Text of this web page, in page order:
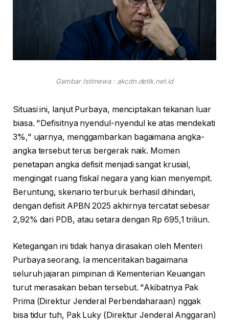
Gambar Istimewa : akcdn.detik.net.id
Situasi ini, lanjut Purbaya, menciptakan tekanan luar
biasa. "Defisitnya nyendul-nyendul ke atas mendekati
3%," ujarnya, menggambarkan bagaimana angka-
angka tersebut terus bergerak naik. Momen
penetapan angka defisit menjadi sangat krusial,
mengingat ruang fiskal negara yang kian menyempit.
Beruntung, skenario terburuk berhasil dihindari,
dengan defisit APBN 2025 akhirnya tercatat sebesar
2,92% dari PDB, atau setara dengan Rp 695,1 triliun.
Ketegangan ini tidak hanya dirasakan oleh Menteri
Purbaya seorang. Ia menceritakan bagaimana
seluruh jajaran pimpinan di Kementerian Keuangan
turut merasakan beban tersebut. "Akibatnya Pak
Prima (Direktur Jenderal Perbendaharaan) nggak
bisa tidur tuh, Pak Luky (Direktur Jenderal Anggaran)